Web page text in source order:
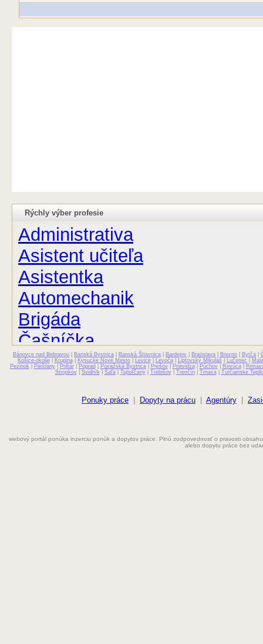
Rýchly výber profesie
Administrativa
Asistent učiteľa
Asistentka
Automechanik
Brigáda
Čašníčka
Čašník
Farmaceut
Grafik
Bánovce nad Bebravou Banská Bystrica Banská Štiavnica Bardejov Bratislava Brezno Bytča |
Košice-okolie| Krupina| Kysucké Nové Mesto| Levice| Levoča| Liptovský Mikuláš Lučenec
Pezinok
Piešťany| Poltár| Poprad Považská Bystrica| Prešov| Prievidza| Púchov| Revúca|
Stropkov| Svidník Šaľa| Topoľčany| Trebišov| Trenčín| Trnava| Turčianske
Ponuky práce Dopyty na prácu Agentúry
webový portál ponúka inzerciu ponúk a dopytov práce. Plnú zodpovednosť o pravosti
alebo dopytu práce bez